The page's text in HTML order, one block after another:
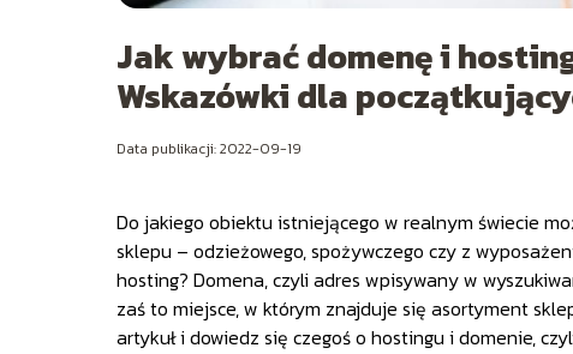
Jak wybrać domenę i
Wskazówki dla
Data publikacji: 2022-09-19
Do jakiego obiektu istniejącego w realnym świecie
sklepu – odzieżowego, spożywczego czy z
hosting? Domena, czyli adres wpisywany w
zaś to miejsce, w którym znajduje się asortyment
artykuł i dowiedz się czegoś o hostingu i domenie,